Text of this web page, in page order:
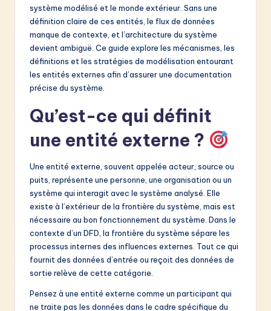
&
S
o
w
système modélisé et le monde extérieur. Sans une
définition claire de ces entités, le flux de données
manque de contexte, et l’architecture du système
devient ambiguë. Ce guide explore les mécanismes, les
définitions et les stratégies de modélisation entourant
les entités externes afin d’assurer une documentation
précise du système.
Qu’est-ce qui définit
une entité externe ?
Une entité externe, souvent appelée acteur, source ou
puits, représente une personne, une organisation ou un
système qui interagit avec le système analysé. Elle
existe à l’extérieur de la frontière du système, mais est
nécessaire au bon fonctionnement du système. Dans le
contexte d’un DFD, la frontière du système sépare les
processus internes des influences externes. Tout ce qui
fournit des données d’entrée ou reçoit des données de
sortie relève de cette catégorie.
Pensez à une entité externe comme un participant qui
ne traite pas les données dans le cadre spécifique du